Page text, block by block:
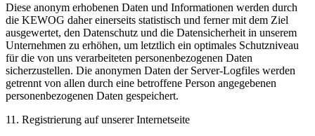
Diese anonym erhobenen Daten und Informationen werden durch
die KEWOG daher einerseits statistisch und ferner mit dem Ziel
ausgewertet, den Datenschutz und die Datensicherheit in unserem
Unternehmen zu erhöhen, um letztlich ein optimales Schutzniveau
für die von uns verarbeiteten personenbezogenen Daten
sicherzustellen. Die anonymen Daten der Server-Logfiles werden
getrennt von allen durch eine betroffene Person angegebenen
personenbezogenen Daten gespeichert.
11. Registrierung auf unserer Internetseite